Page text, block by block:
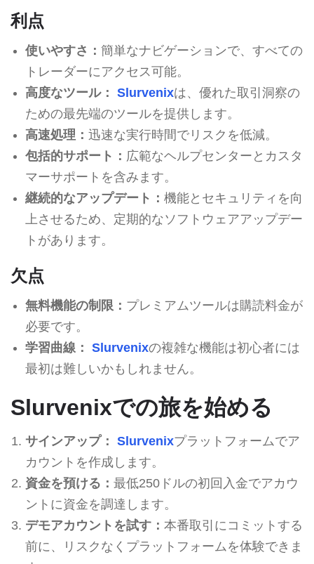
利点
使いやすさ： 簡単なナビゲーションで、すべての
トレーダーにアクセス可能。
高度なツール： Slurvenixは、優れた取引洞察の
ための最先端のツールを提供します。
高速処理： 迅速な実行時間でリスクを低減。
包括的サポート： 広範なヘルプセンターとカスタ
マーサポートを含みます。
継続的なアップデート： 機能とセキュリティを向
上させるため、定期的なソフトウェアアップデー
トがあります。
欠点
無料機能の制限： プレミアムツールは購読料金が
必要です。
学習曲線： Slurvenixの複雑な機能は初心者には
最初は難しいかもしれません。
Slurvenixでの旅を始める
サインアップ： Slurvenixプラットフォームでア
カウントを作成します。
資金を預ける： 最低250ドルの初回入金でアカウ
ントに資金を調達します。
デモアカウントを試す： 本番取引にコミットする
前に、リスクなくプラットフォームを体験できま